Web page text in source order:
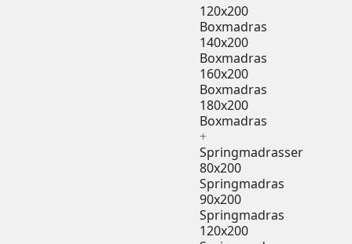
120x200
Boxmadras
140x200
Boxmadras
160x200
Boxmadras
180x200
Boxmadras
+
Springmadrasser
80x200
Springmadras
90x200
Springmadras
120x200